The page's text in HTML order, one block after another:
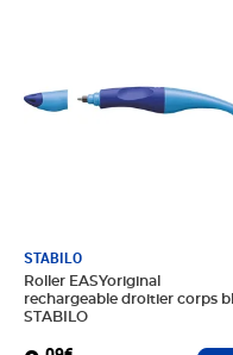
STABILO
Roller EASYoriginal
rechargeable droitier corps
STABILO